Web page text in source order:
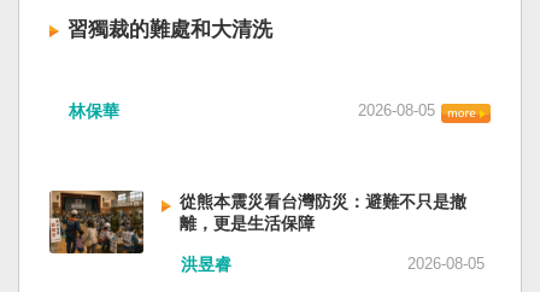
來台也是中國僑民或台灣新住民、新國民，而不
國民養成過程的教育被教導成一個虛構的大國，
北相連，四面海域環抱，是島嶼國度不是大陸國
家。 一九四五年八一五，台灣人在祖國的迷惘與
迷障中做了錯誤的選擇，不只造成台灣集體命運
次彰顯這份聲明的立場，很榮幸代表台灣人民接
受IPAC的聲明，台灣會給予堅定的支持，共同捍
更透過跨國鎮壓手段，對世界各國人民進行政治
延」 賴清德表示，面對中國威權主義不斷擴張，
紅色恐怖正在世界各地蔓延，今年論壇主題聚焦
討論全球的民主韌性、灰帶侵擾的因應聯防，以
及非紅供應鏈的重塑，更加反映出台灣在國際社
習獨裁的難處和大清洗
中全會。本來以為在七月上海的AI全球大會以
不見了，改為「加快、加強」。從奇技淫巧改為
「適應不同群體消費需求擴大優質供給」。顯然
七月中國官方的經濟數字，製造業採購經理人指
數PMI，由六月的五十．三％大幅滑落至四十九．
林保華 2026-08-05
從熊本震災看台灣防災：避難不只是撤
離，更是生活保障
洪昱睿 2026-08-05